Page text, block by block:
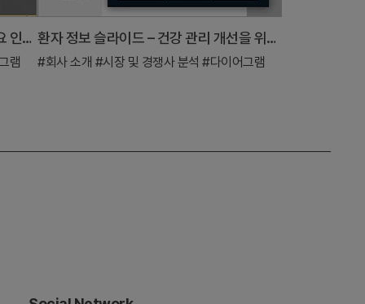
근무 능력 분석 다이어그램 – 회사 주요 인력의 업무 성과
램
환자 정보 슬라이드 – 건강 관리 개선을 위한 클러스터
#회사 소개 #시장 및 경쟁사 분석 #다이어그램